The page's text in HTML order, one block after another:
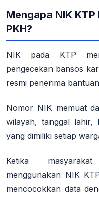
Mengapa NIK
PKH?
NIK pada KTP
pengecekan bansos
resmi penerima
Nomor NIK memuat
wilayah, tanggal lahir,
yang dimiliki setiap
Ketika
menggunakan NIK
mencocokkan data